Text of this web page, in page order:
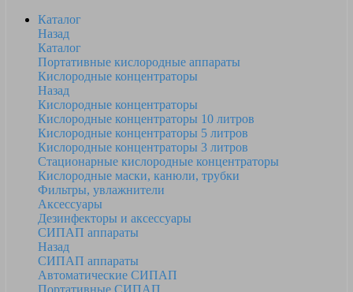
Каталог
Назад
Каталог
Портативные кислородные аппараты
Кислородные концентраторы
Назад
Кислородные концентраторы
Кислородные концентраторы 10 литров
Кислородные концентраторы 5 литров
Кислородные концентраторы 3 литров
Стационарные кислородные концентраторы
Кислородные маски, канюли, трубки
Фильтры, увлажнители
Аксессуары
Дезинфекторы и аксессуары
СИПАП аппараты
Назад
СИПАП аппараты
Автоматические СИПАП
Портативные СИПАП